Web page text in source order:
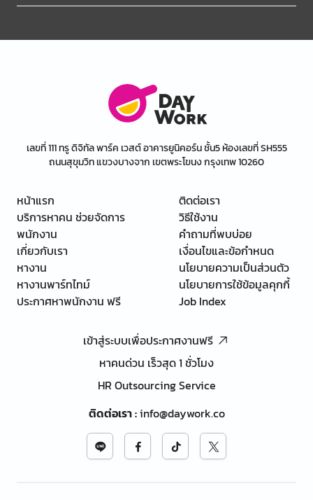
เลขที่ 111 ทรู ดิจิทัล พาร์ค เวสต์ อาคารยูนิคอร์น ชั้น5 ห้องเลขที่ SH555
ถนนสุขุมวิท แขวงบางจาก เขตพระโขนง กรุงเทพ 10260
หน้าแรก
บริการหาคน ช่วยจัดการ
พนักงาน
เกี่ยวกับเรา
หางาน
หางานพาร์ทไทม์
ประกาศหาพนักงาน ฟรี
ติดต่อเรา
วิธีใช้งาน
คำถามที่พบบ่อย
เงื่อนไขและข้อกำหนด
นโยบายความเป็นส่วนตัว
นโยบายการใช้ข้อมูลคุกกี้
Job Index
เข้าสู่ระบบเพื่อประกาศงานฟรี
หาคนด่วน เร็วสุด 1 ชั่วโมง
HR Outsourcing Service
ติดต่อเรา:info@daywork.co